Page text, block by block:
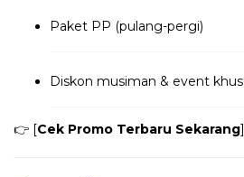
Paket PP (pulang-pergi)
Diskon musiman & event
👉 [Cek Promo Terbaru Sekarang]